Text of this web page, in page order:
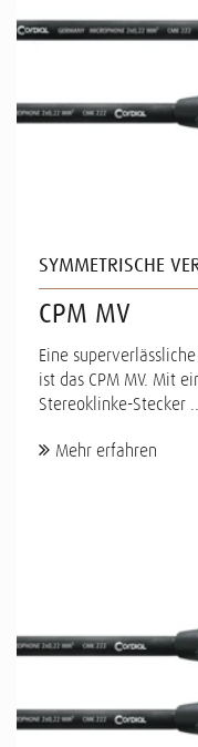
SYMMETRISCHE
CPM MV
Eine
ist das CPM MV. Mit
Stereoklinke-Stecker
Mehr erfahren